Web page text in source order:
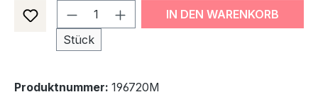
Produkt Anzahl: Gib den
Stück
IN DEN WARENKORB
Produktnummer: 196720M